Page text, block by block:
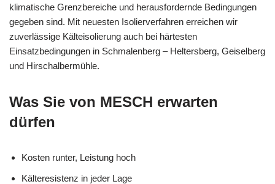
klimatische Grenzbereiche und herausfordernde Bedingungen
gegeben sind. Mit neuesten Isolierverfahren erreichen wir
zuverlässige Kälteisolierung auch bei härtesten
Einsatzbedingungen in Schmalenberg – Heltersberg, Geiselberg
und Hirschalbermühle.
Was Sie von MESCH erwarten
dürfen
Kosten runter, Leistung hoch
Kälteresistenz in jeder Lage